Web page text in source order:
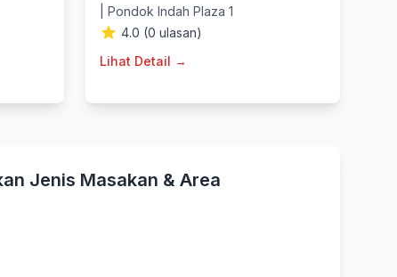
Pondok Indah Plaza 1
4.0 (0 ulasan)
Lihat Detail →
Jenis Masakan & Area